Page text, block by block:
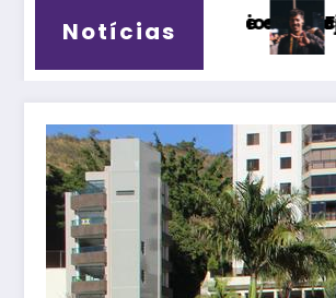
Notícias
de mais de 15%
ao Governo da Bahia para
Timbre 2026: “Mais do que